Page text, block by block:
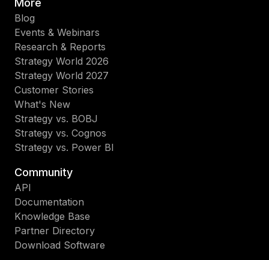
More
Blog
Events & Webinars
Research & Reports
Strategy World 2026
Strategy World 2027
Customer Stories
What's New
Strategy vs. BOBJ
Strategy vs. Cognos
Strategy vs. Power BI
Community
API
Documentation
Knowledge Base
Partner Directory
Download Software